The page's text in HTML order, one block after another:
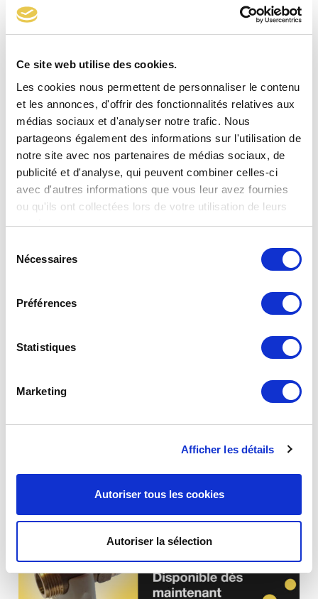
Ce site web utilise des cookies.
Les cookies nous permettent de personnaliser le contenu
et les annonces, d'offrir des fonctionnalités relatives aux
médias sociaux et d'analyser notre trafic. Nous
partageons également des informations sur l'utilisation de
notre site avec nos partenaires de médias sociaux, de
publicité et d'analyse, qui peuvent combiner celles-ci
avec d'autres informations que vous leur avez fournies
ou qu'ils ont collectées lors de votre utilisation de leurs
services.
Nécessaires
Préférences
Statistiques
Marketing
Afficher les détails
Autoriser tous les cookies
Autoriser la sélection
événements !
Share This
Twitter Facebook LinkedIn Email
Articles connexes
Découvrez le rapport RSE CLESSE 2026-2027 ! Les enjeux